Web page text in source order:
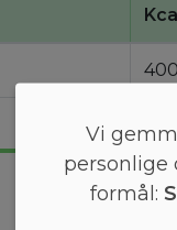
400
Vi
personlige
formål: